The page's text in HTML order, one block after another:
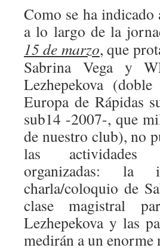
Como se ha indicado
a lo largo de la
15 de marzo, que
Sabrina Vega y
Lezhepekova
Europa de Rápidas
sub14 -2007-, que
de nuestro club), no
las
organizadas: la
charla/coloquio de
clase magistral
Lezhepekova y las
medirán a un